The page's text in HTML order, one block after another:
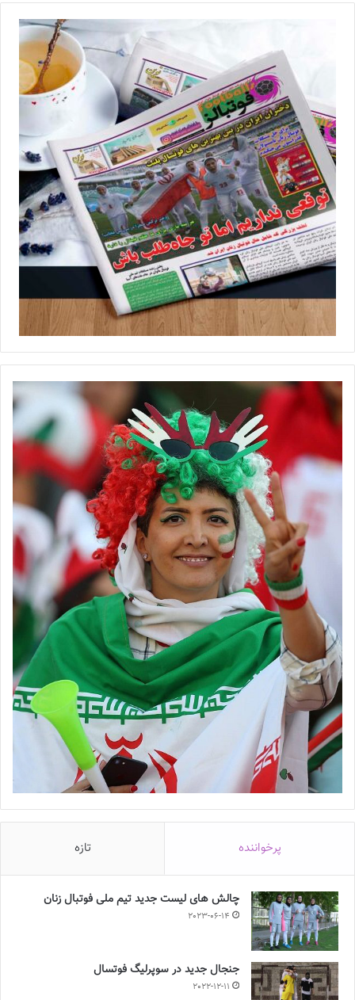
پرخواننده تازه
چالش هاى ليست جدید تيم ملى فوتبال زنان
2023-06-14
جنجال جدید در سوپرلیگ فوتسال
2022-12-11